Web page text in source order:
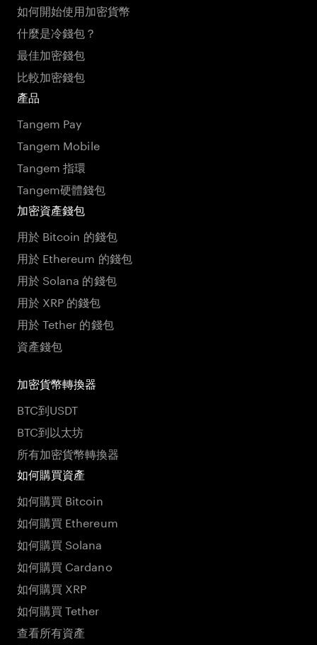
如何開始使用加密貨幣
什麼是冷錢包？
最佳加密錢包
比較加密錢包
產品
Tangem Pay
Tangem Mobile
Tangem 指環
Tangem硬體錢包
加密資產錢包
用於 Bitcoin 的錢包
用於 Ethereum 的錢包
用於 Solana 的錢包
用於 XRP 的錢包
用於 Tether 的錢包
資產錢包
加密貨幣轉換器
BTC到USDT
BTC到以太坊
所有加密貨幣轉換器
如何購買資產
如何購買 Bitcoin
如何購買 Ethereum
如何購買 Solana
如何購買 Cardano
如何購買 XRP
如何購買 Tether
查看所有資產